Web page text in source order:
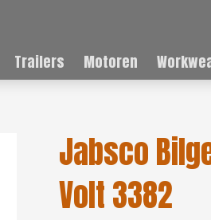
Trailers Motoren
Jabsco
Volt 3382